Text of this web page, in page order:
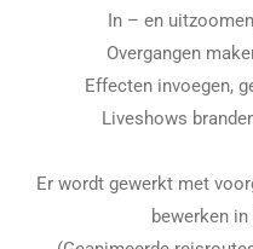
In – en
Overgangen
Effecten invoegen,
Liveshows
Er wordt gewerkt met
bewerken